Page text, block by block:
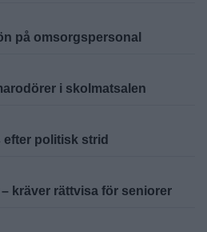
på omsorgspersonal
i skolmatsalen
politisk strid
kräver rättvisa för seniorer